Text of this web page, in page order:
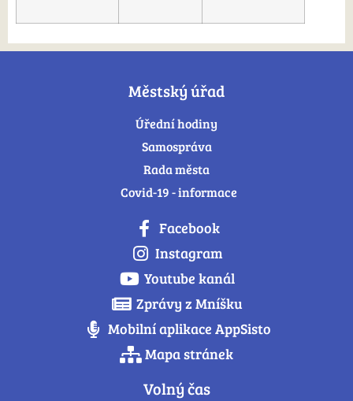
Městský úřad
Úřední hodiny
Samospráva
Rada města
Covid-19 - informace
Facebook
Instagram
Youtube kanál
Zprávy z Mníšku
Mobilní aplikace AppSisto
Mapa stránek
Volný čas